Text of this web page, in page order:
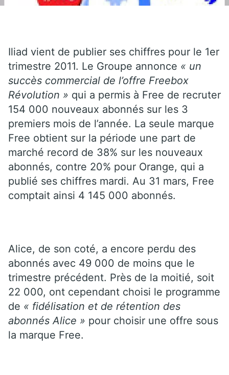
Iliad vient de publier ses chiffres pour le 1er
trimestre 2011. Le Groupe annonce « un
succès commercial de l’offre Freebox
Révolution » qui a permis à Free de recruter
154 000 nouveaux abonnés sur les 3
premiers mois de l’année. La seule marque
Free obtient sur la période une part de
marché record de 38% sur les nouveaux
abonnés, contre 20% pour Orange, qui a
publié ses chiffres mardi. Au 31 mars, Free
comptait ainsi 4 145 000 abonnés.
Alice, de son coté, a encore perdu des
abonnés avec 49 000 de moins que le
trimestre précédent. Près de la moitié, soit
22 000, ont cependant choisi le programme
de « fidélisation et de rétention des
abonnés Alice » pour choisir une offre sous
la marque Free.